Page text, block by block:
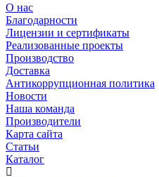
О нас
Благодарности
Лицензии и сертификаты
Реализованные проекты
Производство
Доставка
Антикоррупционная политика
Новости
Наша команда
Производители
Карта сайта
Статьи
Каталог